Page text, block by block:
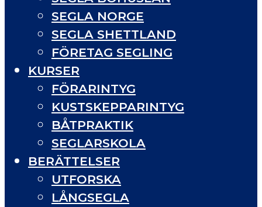
SEGLA NORGE
SEGLA SHETTLAND
FÖRETAG SEGLING
KURSER
FÖRARINTYG
KUSTSKEPPARINTYG
BÅTPRAKTIK
SEGLARSKOLA
BERÄTTELSER
UTFORSKA
LÅNGSEGLA